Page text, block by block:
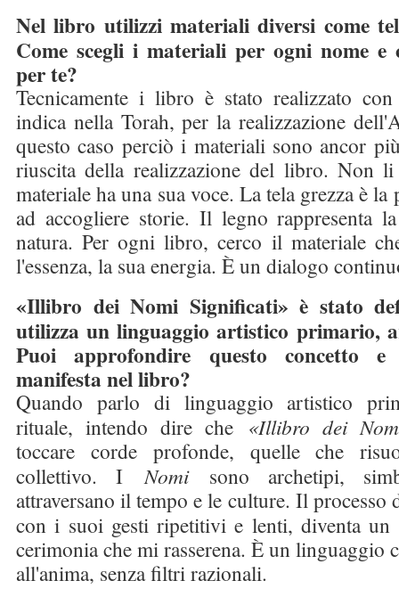
Nel libro utilizzi materiali diversi come
Come scegli i materiali per ogni nome e
per te?
Tecnicamente i libro è stato realizzato
indica nella Torah, per la realizzazione
questo caso perciò i materiali sono ancor
riuscita della realizzazione del libro. Non
materiale ha una sua voce. La tela grezza è
ad accogliere storie. Il legno rappresenta
natura. Per ogni libro, cerco il materiale
l'essenza, la sua energia. È un dialogo
«Illibro dei Nomi Significati» è stato
utilizza un linguaggio artistico primario,
Puoi approfondire questo concetto e
manifesta nel libro?
Quando parlo di linguaggio artistico
rituale, intendo dire che «Illibro dei
toccare corde profonde, quelle che
collettivo. INomi sono archetipi,
attraversano il tempo e le culture. Il processo
con i suoi gesti ripetitivi e lenti, diventa
cerimonia che mi rasserena. È un linguaggio
all'anima, senza filtri razionali.